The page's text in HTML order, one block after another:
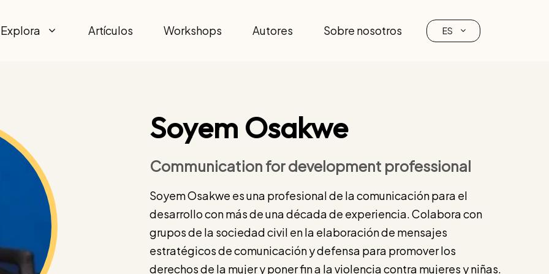
Explora Artículos Workshops Autores Sobre nosotros ES
Soyem Osakwe
Communication for development professional
Soyem Osakwe es una profesional de la comunicación para el
desarrollo con más de una década de experiencia. Colabora con
grupos de la sociedad civil en la elaboración de mensajes
estratégicos de comunicación y defensa para promover los
derechos de la mujer y poner fin a la violencia contra mujeres y niñas.